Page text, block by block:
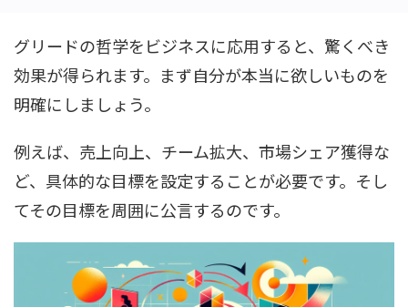
グリードの哲学をビジネスに応用すると、驚くべき
効果が得られます。まず自分が本当に欲しいものを
明確にしましょう。
例えば、売上向上、チーム拡大、市場シェア獲得な
ど、具体的な目標を設定することが必要です。そし
てその目標を周囲に公言するのです。